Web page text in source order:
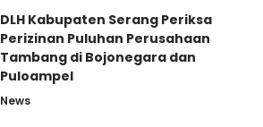
DLH Kabupaten Serang Periksa
Perizinan Puluhan Perusahaan
Tambang di Bojonegara dan
Puloampel
News